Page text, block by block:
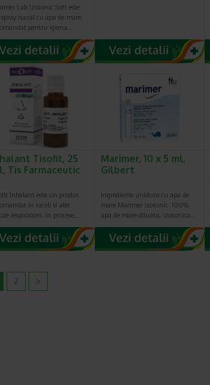
Lab Izotonic Soft este
nazal cu apa de mare,
pentru igiena…
Tisofit, 25
Tis Farmaceutic
Inhalant este un produs
in raceli si alte
respiratorii, in procese…
Marimer, 10 x 5 ml,
Gilbert
Ingrediente unidoze cu apa de
mare Marimer izotonic: 100%
apa de mare diluata, izotonica…
2 >